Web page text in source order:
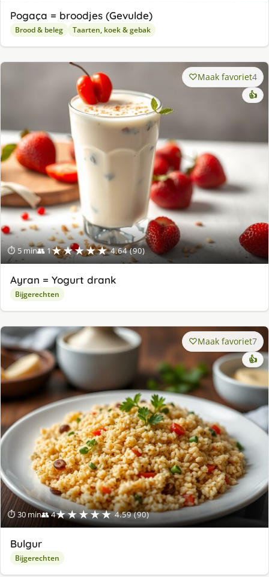
Pogaça = broodjes (Gevulde)
Brood & beleg Taarten, koek & gebak
⏱ 5 min👥 1★★★★★ 4.64 (90)
Maak favoriet4
👍
Ayran = Yogurt drank
Bijgerechten
⏱ 30 min👥 4★★★★★ 4.59 (90)
Maak favoriet7
👍
Bulgur
Bijgerechten